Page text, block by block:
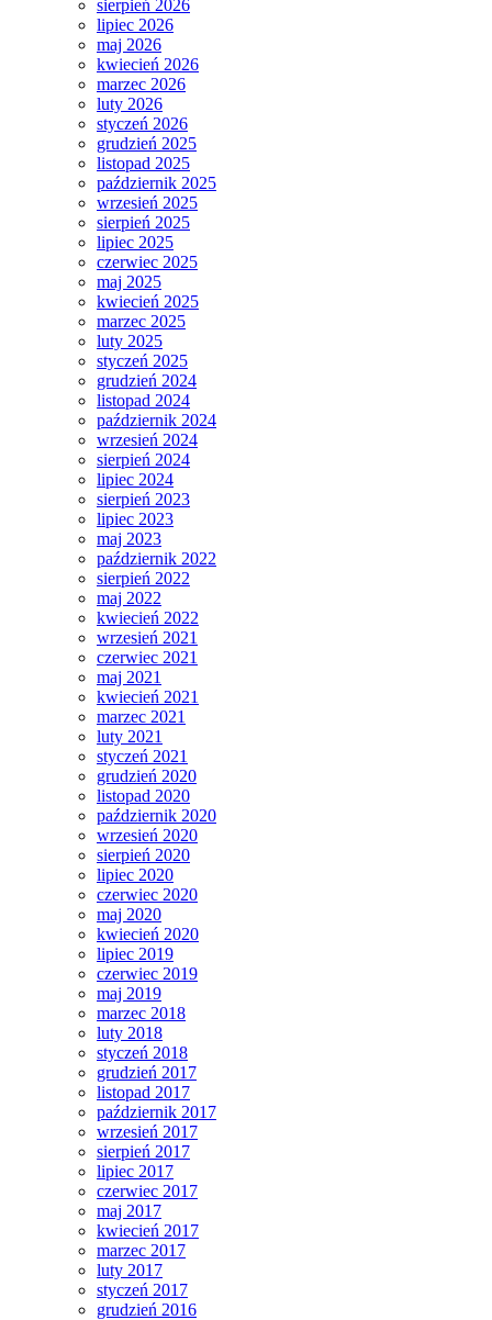
sierpień 2026
lipiec 2026
maj 2026
kwiecień 2026
marzec 2026
luty 2026
styczeń 2026
grudzień 2025
listopad 2025
październik 2025
wrzesień 2025
sierpień 2025
lipiec 2025
czerwiec 2025
maj 2025
kwiecień 2025
marzec 2025
luty 2025
styczeń 2025
grudzień 2024
listopad 2024
październik 2024
wrzesień 2024
sierpień 2024
lipiec 2024
sierpień 2023
lipiec 2023
maj 2023
październik 2022
sierpień 2022
maj 2022
kwiecień 2022
wrzesień 2021
czerwiec 2021
maj 2021
kwiecień 2021
marzec 2021
luty 2021
styczeń 2021
grudzień 2020
listopad 2020
październik 2020
wrzesień 2020
sierpień 2020
lipiec 2020
czerwiec 2020
maj 2020
kwiecień 2020
lipiec 2019
czerwiec 2019
maj 2019
marzec 2018
luty 2018
styczeń 2018
grudzień 2017
listopad 2017
październik 2017
wrzesień 2017
sierpień 2017
lipiec 2017
czerwiec 2017
maj 2017
kwiecień 2017
marzec 2017
luty 2017
styczeń 2017
grudzień 2016